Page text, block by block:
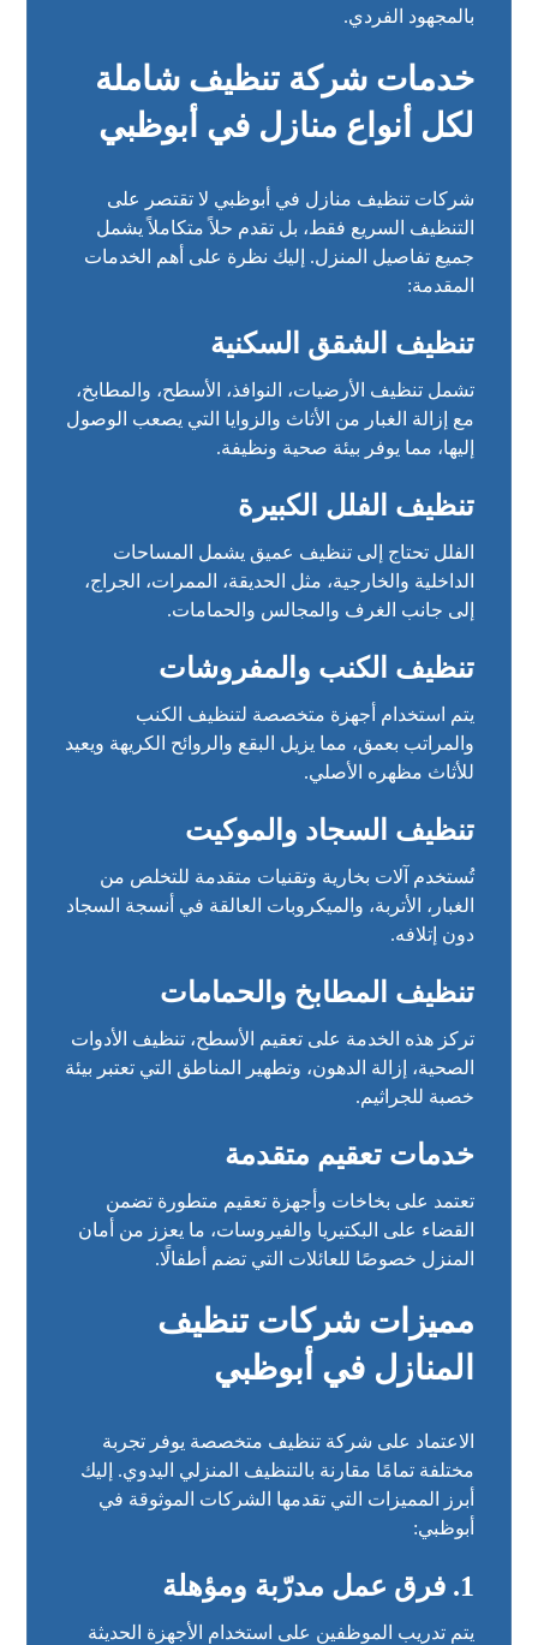
بالمجهود الفردي.
خدمات شركة تنظيف شاملة
لكل أنواع منازل في أبوظبي
شركات تنظيف منازل في أبوظبي لا تقتصر على
التنظيف السريع فقط، بل تقدم حلاً متكاملاً يشمل
جميع تفاصيل المنزل. إليك نظرة على أهم الخدمات
المقدمة:
تنظيف الشقق السكنية
تشمل تنظيف الأرضيات، النوافذ، الأسطح، والمطابخ،
مع إزالة الغبار من الأثاث والزوايا التي يصعب الوصول
إليها، مما يوفر بيئة صحية ونظيفة.
تنظيف الفلل الكبيرة
الفلل تحتاج إلى تنظيف عميق يشمل المساحات
الداخلية والخارجية، مثل الحديقة، الممرات، الجراج،
إلى جانب الغرف والمجالس والحمامات.
تنظيف الكنب والمفروشات
يتم استخدام أجهزة متخصصة لتنظيف الكنب
والمراتب بعمق، مما يزيل البقع والروائح الكريهة ويعيد
للأثاث مظهره الأصلي.
تنظيف السجاد والموكيت
تُستخدم آلات بخارية وتقنيات متقدمة للتخلص من
الغبار، الأتربة، والميكروبات العالقة في أنسجة السجاد
دون إتلافه.
تنظيف المطابخ والحمامات
تركز هذه الخدمة على تعقيم الأسطح، تنظيف الأدوات
الصحية، إزالة الدهون، وتطهير المناطق التي تعتبر بيئة
خصبة للجراثيم.
خدمات تعقيم متقدمة
تعتمد على بخاخات وأجهزة تعقيم متطورة تضمن
القضاء على البكتيريا والفيروسات، ما يعزز من أمان
المنزل خصوصًا للعائلات التي تضم أطفالًا.
مميزات شركات تنظيف
المنازل في أبوظبي
الاعتماد على شركة تنظيف متخصصة يوفر تجربة
مختلفة تمامًا مقارنة بالتنظيف المنزلي اليدوي. إليك
أبرز المميزات التي تقدمها الشركات الموثوقة في
أبوظبي:
1. فرق عمل مدرّبة ومؤهلة
يتم تدريب الموظفين على استخدام الأجهزة الحديثة